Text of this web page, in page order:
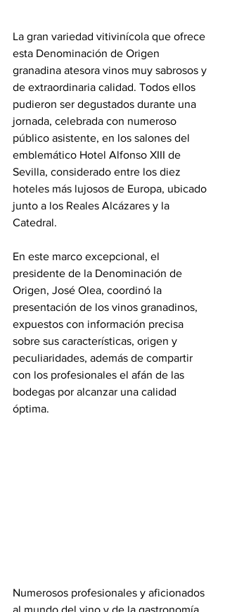
La gran variedad vitivinícola que ofrece
esta Denominación de Origen
granadina atesora vinos muy sabrosos y
de extraordinaria calidad. Todos ellos
pudieron ser degustados durante una
jornada, celebrada con numeroso
público asistente, en los salones del
emblemático Hotel Alfonso XIII de
Sevilla, considerado entre los diez
hoteles más lujosos de Europa, ubicado
junto a los Reales Alcázares y la
Catedral.
En este marco excepcional, el
presidente de la Denominación de
Origen, José Olea, coordinó la
presentación de los vinos granadinos,
expuestos con información precisa
sobre sus características, origen y
peculiaridades, además de compartir
con los profesionales el afán de las
bodegas por alcanzar una calidad
óptima.
Numerosos profesionales y aficionados
al mundo del vino y de la gastronomía,